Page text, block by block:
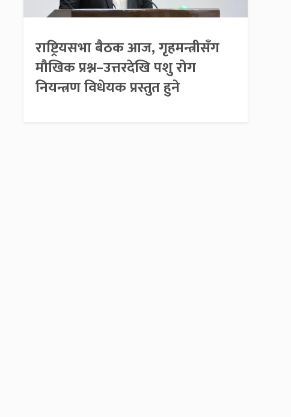
राष्ट्रियसभा बैठक आज, गृहमन्त्रीसँग
मौखिक प्रश्न–उत्तरदेखि पशु रोग
नियन्त्रण विधेयक प्रस्तुत हुने